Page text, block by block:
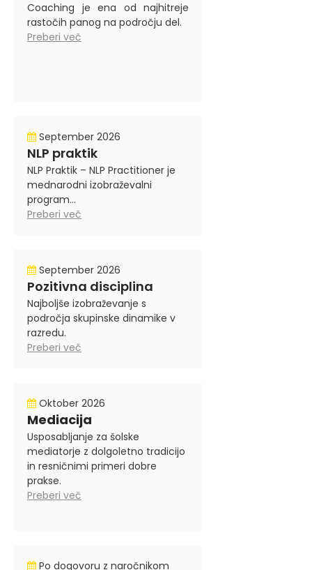
Coaching je ena od najhitreje
rastočih panog na področju del.
Preberi več
September 2026
NLP praktik
NLP Praktik – NLP Practitioner je
mednarodni izobraževalni
program...
Preberi več
September 2026
Pozitivna disciplina
Najboljše izobraževanje s
področja skupinske dinamike v
razredu.
Preberi več
Oktober 2026
Mediacija
Usposabljanje za šolske
mediatorje z dolgoletno tradicijo
in resničnimi primeri dobre
prakse.
Preberi več
Po dogovoru z naročnikom